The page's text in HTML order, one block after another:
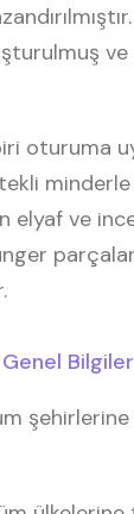
ve
oturuma
elyaf ve
Genel Bilgiler